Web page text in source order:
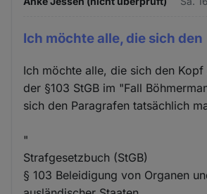
Ich möchte alle, die sich den
Ich möchte alle, die sich den
der §103 StGB im "Fall
sich den Paragrafen tatsächlich
"
Strafgesetzbuch (StGB)
§ 103 Beleidigung von Organen